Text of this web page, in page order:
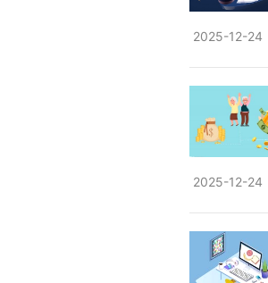
2025-12-24
2025-12-24